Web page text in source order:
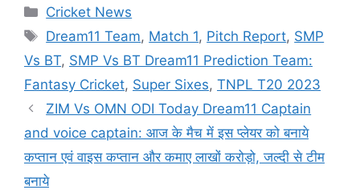
Categories
Cricket News
Tags
Dream11 Team, Match 1, Pitch Report, SMP
Vs BT, SMP Vs BT Dream11 Prediction Team:
Fantasy Cricket, Super Sixes, TNPL T20 2023
ZIM Vs OMN ODI Today Dream11 Captain
and voice captain: आज के मैच में इस प्लेयर को बनाये
कप्तान एवं वाइस कप्तान और कमाए लाखों करोड़ो, जल्दी से टीम
बनाये